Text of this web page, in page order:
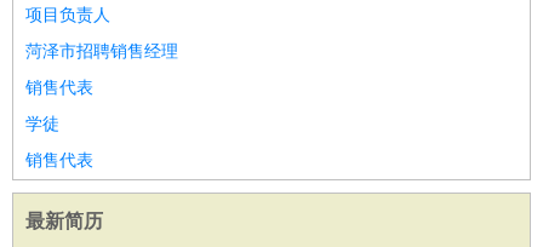
项目负责人
菏泽市招聘销售经理
销售代表
学徒
销售代表
最新简历